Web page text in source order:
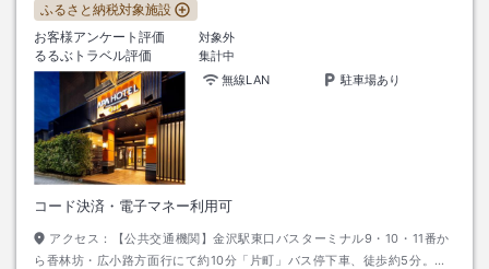
ふるさと納税対象施設
お客様アンケート評価
対象外
るるぶトラベル評価
集計中
無線LAN
駐車場あり
コード決済・電子マネー利用可
アクセス：
【公共交通機関】金沢駅東口バスターミナル9・10・11番か
ら香林坊・広小路方面行にて約10分「片町」バス停下車、徒歩約5分。ま